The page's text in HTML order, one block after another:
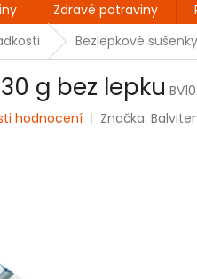
Zdravé potraviny
Bezlepkové sušenky
g bez lepku
hodnocení Značka: